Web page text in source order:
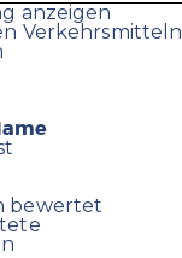
anzeigen
Verkehrsmitteln
bewertet